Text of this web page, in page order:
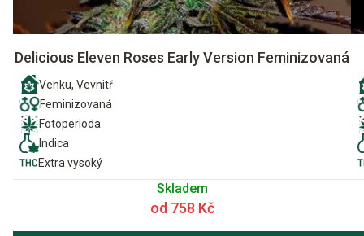
Delicious Eleven Roses Early Version Feminizovaná
Venku, Vevnitř
Feminizovaná
Fotoperioda
Indica
Extra vysoký
Skladem
od 758 Kč